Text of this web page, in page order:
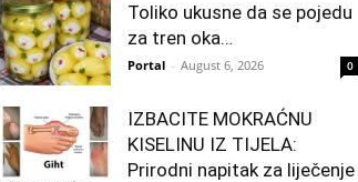
Toliko ukusne da se pojedu
za tren oka…
Portal - August 6, 2026 0
IZBACITE MOKRAĆNU
KISELINU IZ TIJELA:
Prirodni napitak za liječenje